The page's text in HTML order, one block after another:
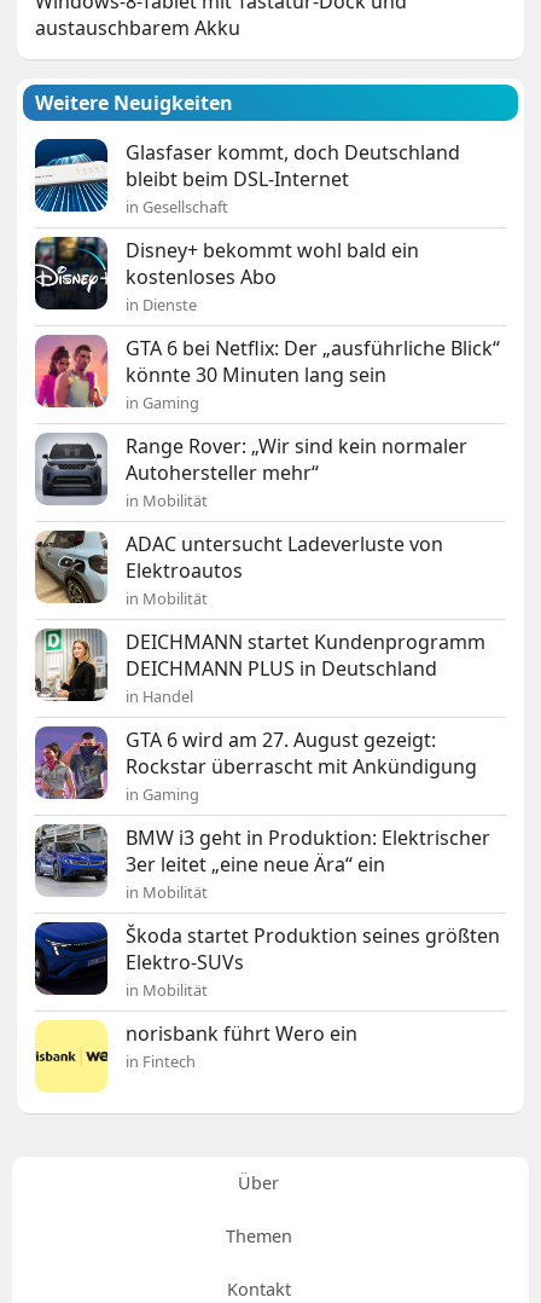
austauschbarem Akku
Weitere Neuigkeiten
Glasfaser kommt, doch Deutschland
bleibt beim DSL-Internet
in Gesellschaft
Disney+ bekommt wohl bald ein
kostenloses Abo
in Dienste
GTA 6 bei Netflix: Der „ausführliche Blick“
könnte 30 Minuten lang sein
in Gaming
Range Rover: „Wir sind kein normaler
Autohersteller mehr“
in Mobilität
ADAC untersucht Ladeverluste von
Elektroautos
in Mobilität
DEICHMANN startet Kundenprogramm
DEICHMANN PLUS in Deutschland
in Handel
GTA 6 wird am 27. August gezeigt:
Rockstar überrascht mit Ankündigung
in Gaming
BMW i3 geht in Produktion: Elektrischer
3er leitet „eine neue Ära“ ein
in Mobilität
Škoda startet Produktion seines größten
Elektro-SUVs
in Mobilität
norisbank führt Wero ein
in Fintech
Über
Themen
Kontakt